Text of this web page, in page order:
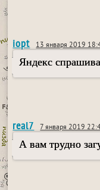
iopt 13 января 2019
Яндекс
real7 7 января 2019
А вам трудно